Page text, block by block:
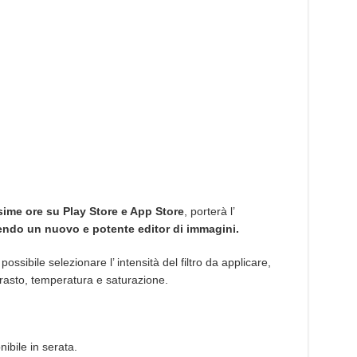
ore su Play Store e App Store, porterà l’
un nuovo e potente editor di immagini.
selezionare l’ intensità del filtro da applicare,
temperatura e saturazione.
in serata.